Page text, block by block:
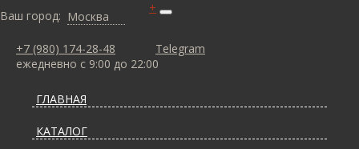
Ваш город: Москва
+7 (980) 174-28-48
Telegram
ежедневно с 9:00 до 22:00
+
ГЛАВНАЯ
КАТАЛОГ